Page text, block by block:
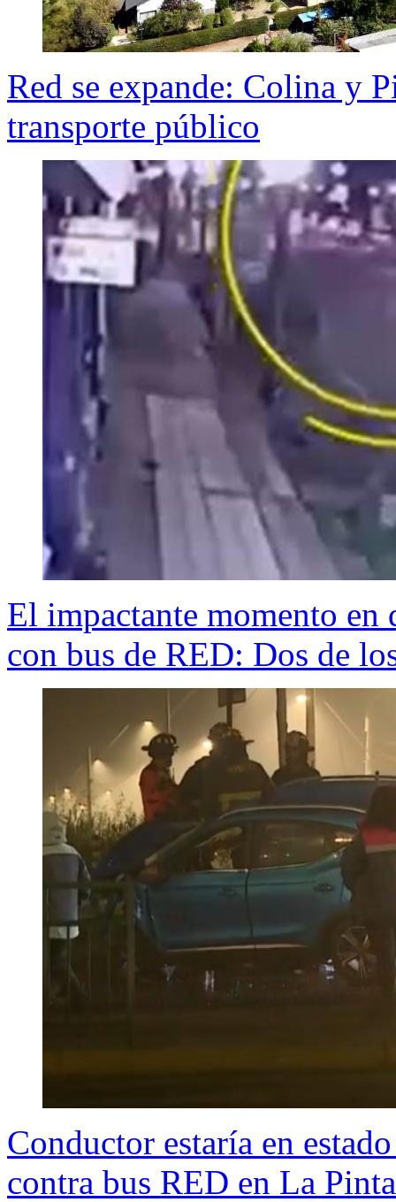
Red se expande: Colina y
transporte público
El impactante momento en
con bus de RED: Dos de
Conductor estaría en
contra bus RED en La